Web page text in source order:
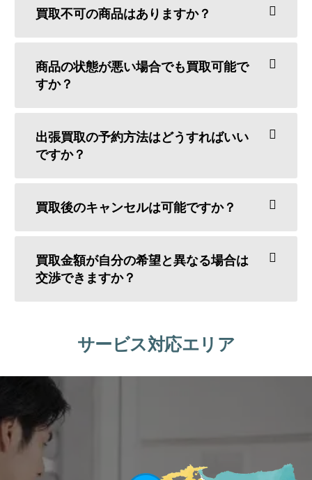
買取不可の商品はありますか？
商品の状態が悪い場合でも買取可能で
すか？
出張買取の予約方法はどうすればいい
ですか？
買取後のキャンセルは可能ですか？
買取金額が自分の希望と異なる場合は
交渉できますか？
サービス対応エリア